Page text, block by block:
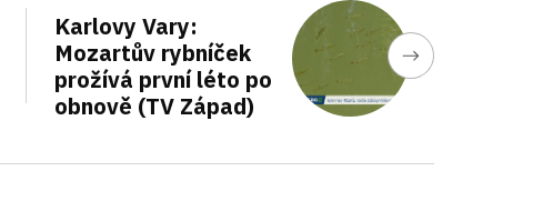
Karlovy Vary:
Mozartův rybníček
prožívá první léto po
obnově (TV Západ)